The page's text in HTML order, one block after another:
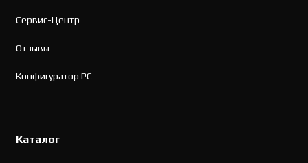
Сервис-Центр
Отзывы
Конфигуратор PC
Каталог